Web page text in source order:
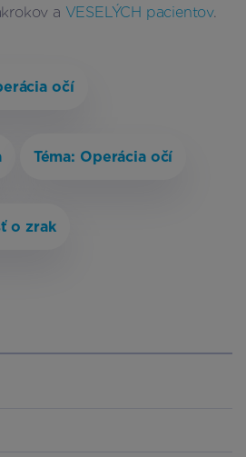
a VESELÝCH pacientov.
očí
Téma: Operácia očí
o zrak